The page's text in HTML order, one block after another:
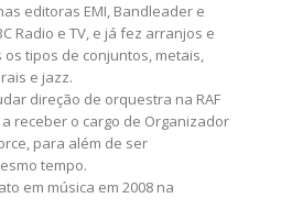
editoras EMI, Bandleader e
Radio e TV, e já fez arranjos e
tipos de conjuntos, metais,
e jazz.
direção de orquestra na RAF
receber o cargo de Organizador
para além de ser
tempo.
em música em 2008 na